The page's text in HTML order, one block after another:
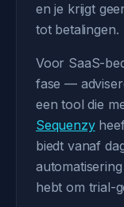
en je krijgt
tot betalingen.
Voor SaaS-
fase —
een tool die
Sequenzy
biedt vanaf
hebt om trial-